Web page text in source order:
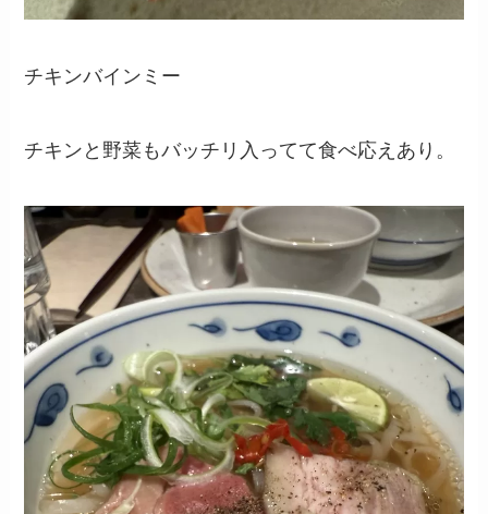
チキンバインミー
チキンと野菜もバッチリ入ってて食べ応えあり。